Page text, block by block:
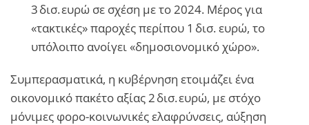
3 δισ. ευρώ σε σχέση με το 2024. Μέρος για
«τακτικές» παροχές περίπου 1 δισ. ευρώ, το
υπόλοιπο ανοίγει «δημοσιονομικό χώρο».
Συμπερασματικά, η κυβέρνηση ετοιμάζει ένα
οικονομικό πακέτο αξίας 2 δισ. ευρώ, με στόχο
μόνιμες φορο-κοινωνικές ελαφρύνσεις, αύξηση